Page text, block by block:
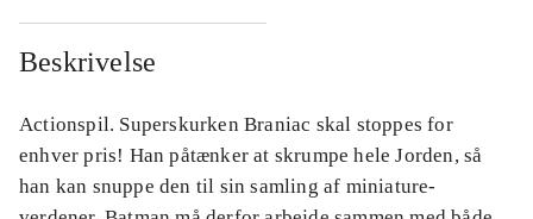
Beskrivelse
Actionspil. Superskurken Braniac skal stoppes for
enhver pris! Han påtænker at skrumpe hele Jorden, så
han kan snuppe den til sin samling af miniature-